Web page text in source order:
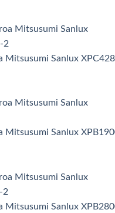
Mitsusumi Sanlux
Mitsusumi Sanlux
Mitsusumi Sanlux